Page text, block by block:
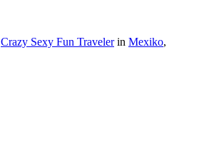
Crazy Sexy Fun Travelerin Mexiko,